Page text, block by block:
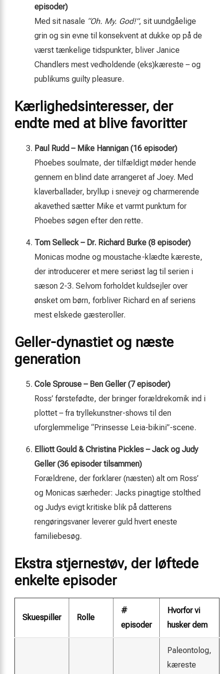
episoder)
Med sit nasale “Oh. My. God!”, sit uundgåelige
grin og sin evne til konsekvent at dukke op på de
værst tænkelige tidspunkter, bliver Janice
Chandlers mest vedholdende (eks)kæreste – og
publikums guilty pleasure.
Kærlighedsinteresser, der
endte med at blive favoritter
Paul Rudd – Mike Hannigan (16 episoder)
Phoebes soulmate, der tilfældigt møder hende
gennem en blind date arrangeret af Joey. Med
klaverballader, bryllup i snevejr og charmerende
akavethed sætter Mike et varmt punktum for
Phoebes søgen efter den rette.
Tom Selleck – Dr. Richard Burke (8 episoder)
Monicas modne og moustache-klædte kæreste,
der introducerer et mere seriøst lag til serien i
sæson 2-3. Selvom forholdet kuldsejler over
ønsket om børn, forbliver Richard en af seriens
mest elskede gæsteroller.
Geller-dynastiet og næste
generation
Cole Sprouse – Ben Geller (7 episoder)
Ross’ førstefødte, der bringer forældrekomik ind i
plottet – fra tryllekunstner-shows til den
uforglemmelige “Prinsesse Leia-bikini”-scene.
Elliott Gould & Christina Pickles – Jack og Judy
Geller (36 episoder tilsammen)
Forældrene, der forklarer (næsten) alt om Ross’
og Monicas særheder: Jacks pinagtige stolthed
og Judys evigt kritiske blik på datterens
rengøringsvaner leverer guld hvert eneste
familiebesøg.
Ekstra stjernestøv, der løftede
enkelte episoder
Skuespiller Rolle
#
episoder
Hvorfor vi
husker dem
Paleontolog,
kæreste